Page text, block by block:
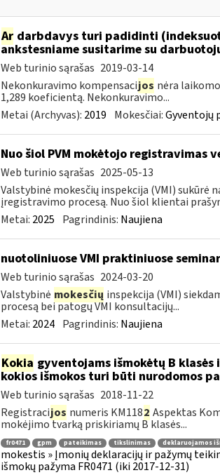
Ardarbdavys turi padidinti
ankstesniame susitarime su
Web turinio sąrašas 2019-03-14
Nekonkuravimo kompensacijos nėra
1,289 koeficientą. Nekonkuravimo...
Metai (Archyvas): 2019 Mokesčiai:Gyventojų
Nuo šiol PVM mokėtojo registravimas
Web turinio sąrašas 2025-05-13
Valstybinė mokesčių inspekcija (VMI) sukūrė
įregistravimo procesą. Nuo šiol klientai
Metai: 2025 Pagrindinis: Naujiena
nuotoliniuose VMI praktiniuose
Web turinio sąrašas 2024-03-20
Valstybinė mokesčių inspekcija (VMI)
procesą bei patogų VMI konsultacijų...
Metai: 2024 Pagrindinis: Naujiena
Kokia gyventojams išmokėtų B
kokios išmokos turi būti nurodomos
Web turinio sąrašas 2018-11-22
Registracijos numeris KM1182 Aspektas
mokėjimo tvarką priskiriamų B klasės...
fr0471 gpm pateikimas tikslinimas deklaruojamos
mokestis » Įmonių deklaracijų ir pažymų
išmokų pažyma FR0471 (iki 2017-12-31)